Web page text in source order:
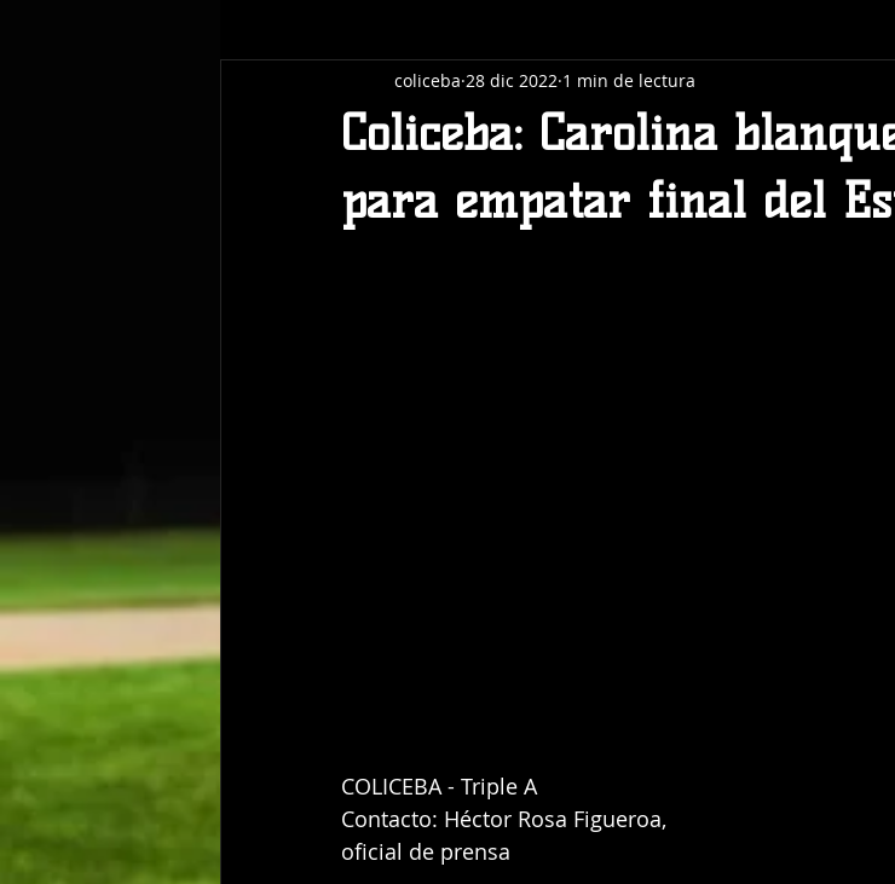
Coliceba: Carolina
para empatar final del
coliceba 28 dic 2022 1 min de lectura
COLICEBA - Triple A
Contacto: Héctor Rosa Figueroa,
oficial de prensa